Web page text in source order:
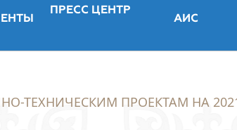
ПРЕСС ЦЕНТР
АИС
ТЕХНИЧЕСКИМ ПРОЕКТАМ НА